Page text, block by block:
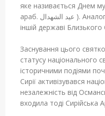
яке називається Днем
араб. عيد الشهدال ). Аналогічне свято відзначається і в
іншій державі Близького
Заснування цього
статусу національного
історичними подіями
Сирії активізувався
незалежність від
входила тоді Сирійська